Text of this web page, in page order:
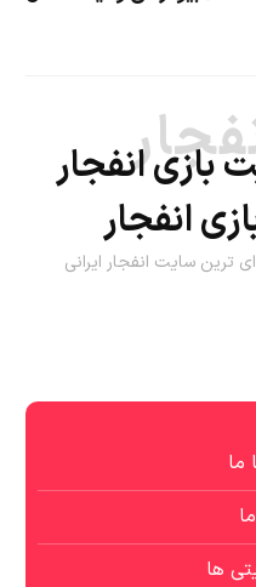
بازی انفجار
انفجار
ترین سایت انفجار ایرانی
ما
ها